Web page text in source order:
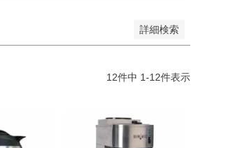
詳細検索
12件中 1-12件表示